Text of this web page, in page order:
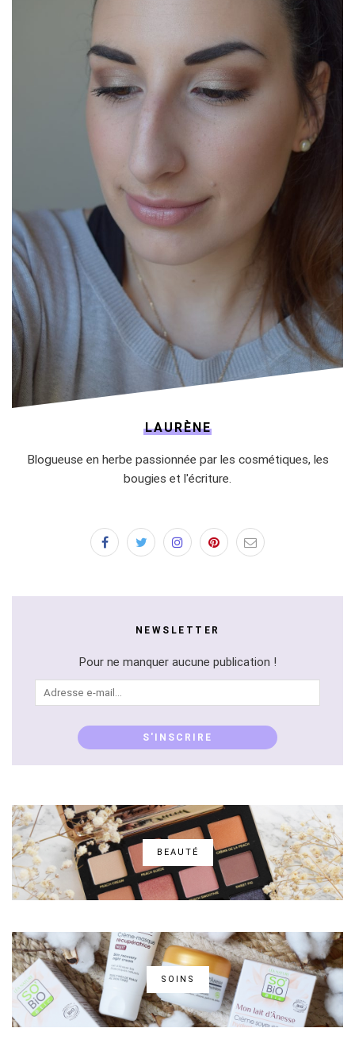
LAURÈNE
Blogueuse en herbe passionnée par les cosmétiques, les
bougies et l'écriture.
NEWSLETTER
Pour ne manquer aucune publication !
Adresse
e-
S'INSCRIRE
BEAUTÉ
SOINS